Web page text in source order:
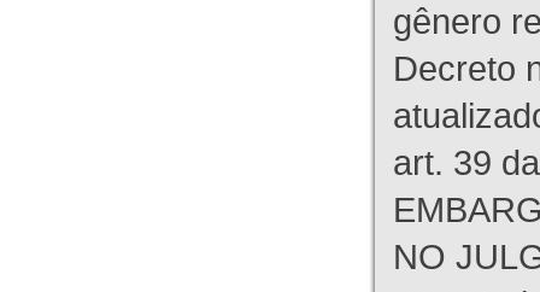
gênero
Decreto
art. 39
NO